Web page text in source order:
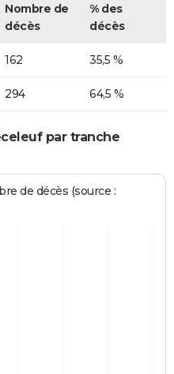
Nombre de
décès
% des
décès
162 35,5 %
294 64,5 %
par tranche
de décès (source :